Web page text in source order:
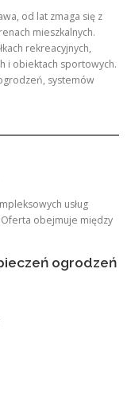
od lat zmaga się z
mieszkalnych.
rekreacyjnych,
i obiektach sportowych.
systemów
usług
obejmuje między
ogrodzeń